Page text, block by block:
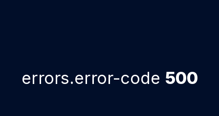
errors.error-code 500